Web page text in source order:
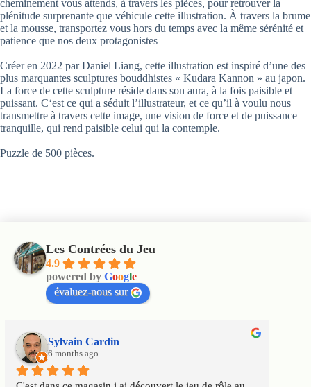
cheminement vous attends, à travers les pièces, pour retrouver la
plénitude surprenante que véhicule cette illustration. À travers la brume
et la mousse, transportez vous hors du temps avec la même sérénité et
patience que nos deux protagonistes
Créer en 2022 par Daniel Liang, cette illustration est inspiré d’une des
plus marquantes sculptures bouddhistes « Kudara Kannon » au japon.
La force de cette sculpture réside dans son aura, à la fois paisible et
puissant. C‘est ce qui a séduit l’illustrateur, et ce qu’il à voulu nous
transmettre à travers cette image, une vision de force et de puissance
tranquille, qui rend paisible celui qui la contemple.
Puzzle de 500 pièces.
Les Contrées du Jeu
4.9
powered by Google
évaluez-nous sur
Sylvain Cardin
6 months ago